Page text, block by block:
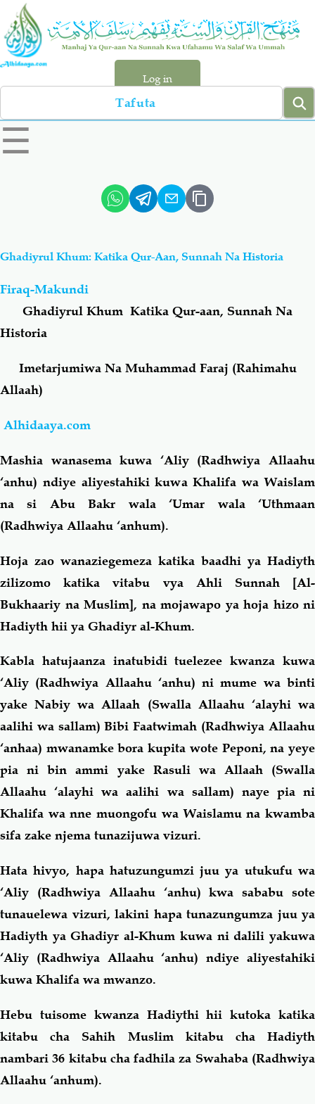
Skip
main
content
Log in
Search
left
sidebar
☰
Hadiyth
Aqiydah Manhaj
Shirki & Kufru Bid-'ah (Uzushi)
Fiqh-Ibaadah
Fataawa Za Ulamaa
Akhlaaq-Aadaab Raqaaiq
Familia-Jamii
Chemsha Bongo Vitabu
Mapishi
Ghadiyrul Khum: Katika Qur-Aan, Sunnah Na Historia
Firaq-Makundi
Ghadiyrul Khum Katika Qur-aan, Sunnah Na
Historia
Imetarjumiwa Na Muhammad Faraj (Rahimahu
Allaah)
Alhidaaya.com
Mashia wanasema kuwa ‘Aliy (Radhwiya Allaahu
‘anhu) ndiye aliyestahiki kuwa Khalifa wa Waislam
na si Abu Bakr wala ‘Umar wala ‘Uthmaan
(Radhwiya Allaahu ‘anhum).
Hoja zao wanaziegemeza katika baadhi ya Hadiyth
zilizomo katika vitabu vya Ahli Sunnah [Al-
Bukhaariy na Muslim], na mojawapo ya hoja hizo ni
Hadiyth hii ya Ghadiyr al-Khum.
Kabla hatujaanza inatubidi tuelezee kwanza kuwa
‘Aliy (Radhwiya Allaahu ‘anhu) ni mume wa binti
yake Nabiy wa Allaah (Swalla Allaahu ‘alayhi wa
aalihi wa sallam) Bibi Faatwimah (Radhwiya Allaahu
‘anhaa) mwanamke bora kupita wote Peponi, na yeye
pia ni bin ammi yake Rasuli wa Allaah (Swalla
Allaahu ‘alayhi wa aalihi wa sallam) naye pia ni
Khalifa wa nne muongofu wa Waislamu na kwamba
sifa zake njema tunazijuwa vizuri.
Hata hivyo, hapa hatuzungumzi juu ya utukufu wa
‘Aliy (Radhwiya Allaahu ‘anhu) kwa sababu sote
tunauelewa vizuri, lakini hapa tunazungumza juu ya
Hadiyth ya Ghadiyr al-Khum kuwa ni dalili yakuwa
‘Aliy (Radhwiya Allaahu ‘anhu) ndiye aliyestahiki
kuwa Khalifa wa mwanzo.
Hebu tuisome kwanza Hadiythi hii kutoka katika
kitabu cha Sahih Muslim kitabu cha Hadiyth
nambari 36 kitabu cha fadhila za Swahaba (Radhwiya
Allaahu ‘anhum).